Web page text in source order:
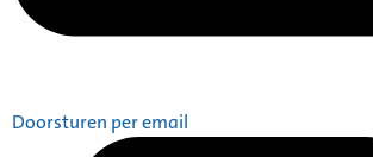
Doorsturen per email